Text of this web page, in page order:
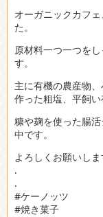
オーガニックカフ
た。
原材料一つ一つを
す。
主に有機の農産物
作った粗塩、平飼い
糠や麹を使った腸
中です。
よろしくお願いしま
.
.
#ケーノッツ
#焼き菓子